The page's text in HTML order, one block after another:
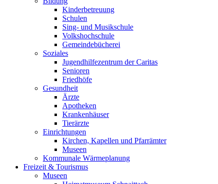
Kinderbetreuung
Schulen
Sing- und Musikschule
Volkshochschule
Gemeindebücherei
Soziales
Jugendhilfezentrum der Caritas
Senioren
Friedhöfe
Gesundheit
Ärzte
Apotheken
Krankenhäuser
Tierärzte
Einrichtungen
Kirchen, Kapellen und Pfarrämter
Museen
Kommunale Wärmeplanung
Freizeit & Tourismus
Museen